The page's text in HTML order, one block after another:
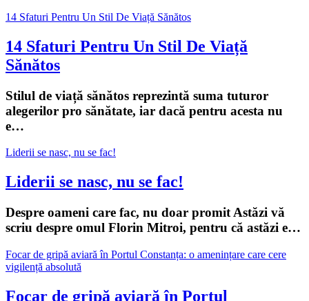
14 Sfaturi Pentru Un Stil De Viață Sănătos
14 Sfaturi Pentru Un Stil De Viață
Sănătos
Stilul de viață sănătos reprezintă suma tuturor
alegerilor pro sănătate, iar dacă pentru acesta nu
e…
Liderii se nasc, nu se fac!
Liderii se nasc, nu se fac!
Despre oameni care fac, nu doar promit Astăzi vă
scriu despre omul Florin Mitroi, pentru că astăzi e…
Focar de gripă aviară în Portul Constanța: o amenințare care cere
vigilență absolută
Focar de gripă aviară în Portul